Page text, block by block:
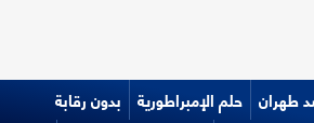
طهران حلم الإمبراطورية بدون رقابة